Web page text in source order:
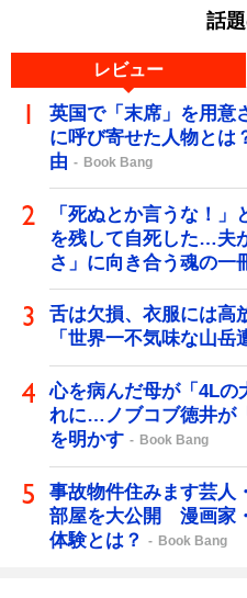
話
レビュー
英国で「末席」を用意
に呼び寄せた人物と
由
Book Bang
「死ぬとか言うな！
を残して自死した…夫
さ」に向き合う魂の一
舌は欠損、衣服には
「世界一不気味な山岳
心を病んだ母が「4Lの
れに…ノブコブ徳井が
を明かす
Book Bang
事故物件住みます芸人
部屋を大公開 漫画家
体験とは？
Book Bang